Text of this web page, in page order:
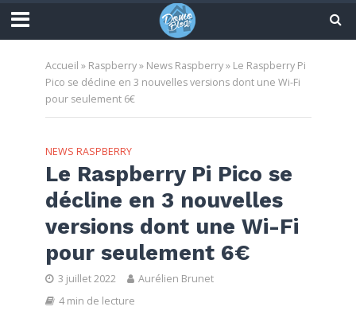
Accueil » Raspberry» News Raspberry» Le Raspberry Pi
Pico se décline en 3 nouvelles versions dont une Wi-Fi
pour seulement 6€
NEWS RASPBERRY
Le Raspberry Pi Pico se
décline en 3 nouvelles
versions dont une Wi-Fi
pour seulement 6€
3 juillet 2022
Aurélien Brunet
4 min de lecture